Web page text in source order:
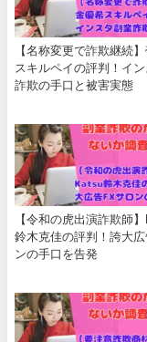
【名称変更で詐欺継続
スキルペイの評判！イ
詐欺の手口と被害実態
【令和の虎出演詐欺師
鈴木克佳の評判！誇大広
ンの手口を告発